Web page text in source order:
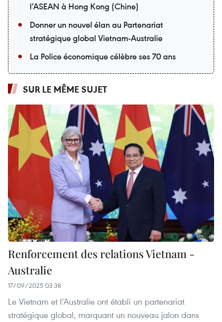
l’ASEAN à Hong Kong (Chine)
Donner un nouvel élan au Partenariat
stratégique global Vietnam-Australie
La Police économique célèbre ses 70 ans
SUR LE MÊME SUJET
Renforcement des relations Vietnam -
Australie
17/09/2025 03:38
Le Vietnam et l’Australie ont établi un partenariat
stratégique global, marquant un nouveau jalon dans